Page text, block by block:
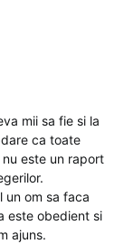
mii sa fie si la
ca toate
este un raport
un om sa faca
este obedient si
ajuns.